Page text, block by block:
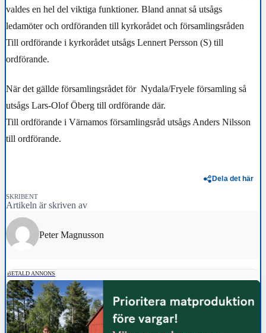
valdes en hel del viktiga funktioner. Bland annat så utsågs
ledamöter och ordföranden till kyrkorådet och församlingsråden
Till ordförande i kyrkorådet utsågs Lennert Persson (S) till
ordförande.
När det gällde församlingsrådet för Nydala/Fryele församling så
utsågs Lars-Olof Öberg till ordförande där.
Till ordförande i Värnamos församlingsråd utsågs Anders Nilsson
till ordförande.
Dela det här
SKRIBENT
Artikeln är skriven av
Peter Magnusson
BETALD ANNONS